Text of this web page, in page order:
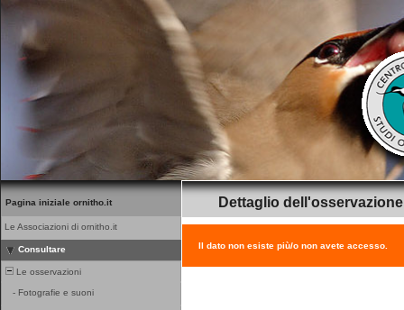
Pagina iniziale ornitho.it
Le Associazioni di ornitho.it
Consultare
Le osservazioni
- Fotografie e suoni
Dettaglio dell'osservazione
Il dato non esiste più/o non avete accesso.